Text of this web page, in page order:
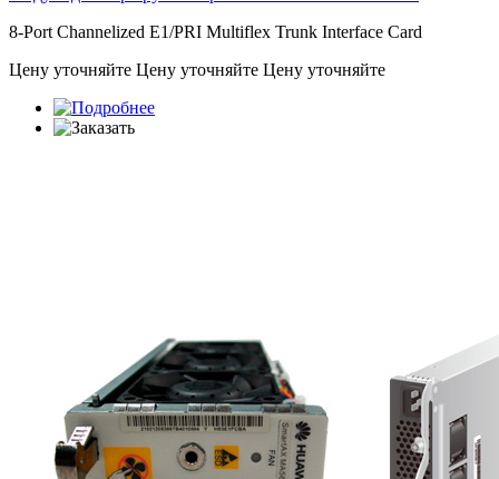
8-Port Channelized E1/PRI Multiflex Trunk Interface Card
Цену уточняйте Цену уточняйте Цену уточняйте